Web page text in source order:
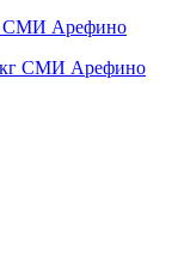
СМИ Арефино